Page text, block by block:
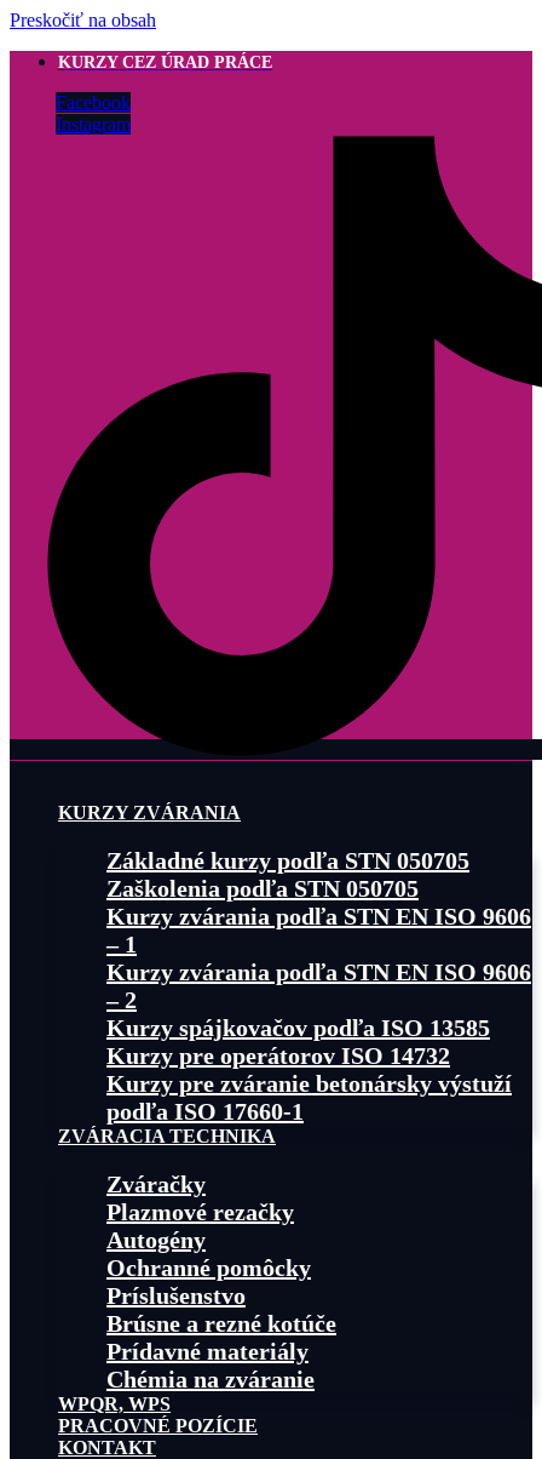
Preskočiť na obsah
KURZY CEZ ÚRAD PRÁCE
Facebook
Instagram
KURZY ZVÁRANIA
Základné kurzy podľa STN 050705
Zaškolenia podľa STN 050705
Kurzy zvárania podľa STN EN ISO 9606
– 1
Kurzy zvárania podľa STN EN ISO 9606
– 2
Kurzy spájkovačov podľa ISO 13585
Kurzy pre operátorov ISO 14732
Kurzy pre zváranie betonársky výstuží
podľa ISO 17660-1
ZVÁRACIA TECHNIKA
Zváračky
Plazmové rezačky
Autogény
Ochranné pomôcky
Príslušenstvo
Brúsne a rezné kotúče
Prídavné materiály
Chémia na zváranie
WPQR, WPS
PRACOVNÉ POZÍCIE
KONTAKT